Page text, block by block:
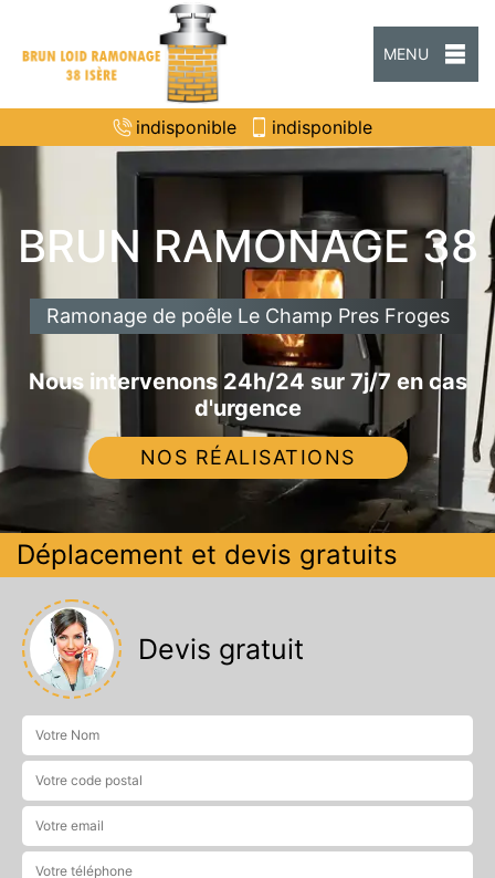
MENU
indisponible indisponible
BRUN RAMONAGE 38
Ramonage de poêle Le Champ Pres Froges
Nous intervenons 24h/24 sur 7j/7 en cas
d'urgence
NOS RÉALISATIONS
Déplacement et devis gratuits
Devis gratuit